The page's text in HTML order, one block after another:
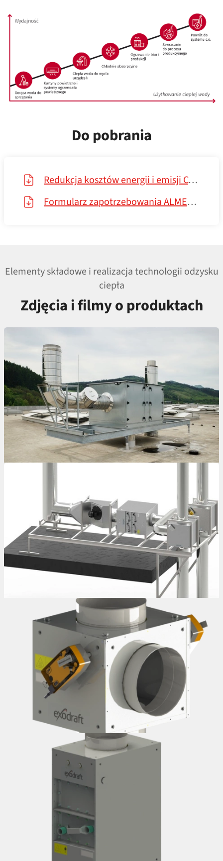
Do pobrania
Redukcja kosztów energii i emisji CO2
Formularz zapotrzebowania ALMEVA — Formularz oszczędności zużycia energii PL
Elementy składowe i realizacja technologii odzysku
ciepła
Zdjęcia i filmy o produktach